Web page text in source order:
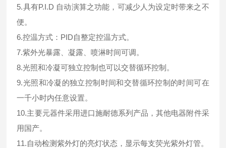
5.具有P.I.D 自动演算之功能，可减少人为设定时带来之不
便。
6.控温方式：PID自整定控温方式。
7.紫外光暴露、凝露、喷淋时间可调。
8.光照和冷凝可独立控制也可以交替循环控制。
9.光照和冷凝的独立控制时间和交替循环控制的时间可在
一千小时内任意设置。
10.主要元器件采用进口施耐德系列产品，其他电器附件采
用国产。
11.自动检测紫外灯的亮灯状态，显示每支荧光紫外灯管。